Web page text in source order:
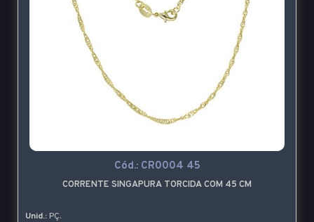
Cód.: CR0004 45
CORRENTE SINGAPURA TORCIDA COM 45 CM
Unid.: PÇ.